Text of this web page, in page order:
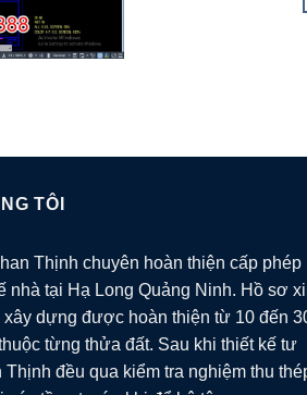
TÔI
Thịnh chuyên hoàn thiện cấp phép
nhà tại Hạ Long Quảng Ninh. Hồ sơ
xây dựng được hoàn thiện từ 10 đến
từng thửa đất. Sau khi thiết kế tư
Thịnh đều qua kiểm tra nghiệm thu